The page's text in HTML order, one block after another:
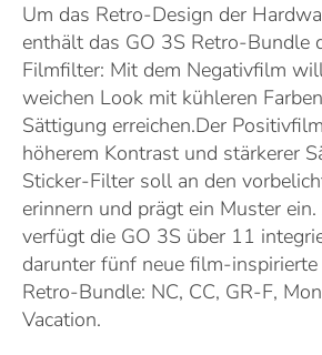
Um das Retro-Design der
enthält das GO 3S Retro-Bundle
Filmfilter: Mit dem Negativfilm
weichen Look mit kühleren
Sättigung erreichen.Der
höherem Kontrast und stärkerer
Sticker-Filter soll an den
erinnern und prägt ein Muster
verfügt die GO 3S über 11
darunter fünf neue film-
Retro-Bundle: NC, CC, GR-F,
Vacation.